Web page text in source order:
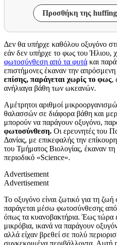
Προσθήκη της
Δεν θα υπήρχε καθόλου οξυγόνο
εάν δεν υπήρχε το φως του Ήλιου,
φωτοσύνθεση από τα φυτά και
επιστήμονες έκαναν την
επίσης, παράγεται χωρίς το φως,
ανήλιαγα βάθη των ωκεανών.
Αμέτρητοι αριθμοί
θαλασσών σε διάφορα βάθη και
μπορούν να παράγουν οξυγόνο,
φωτοσύνθεση. Οι ερευνητές του
Δανίας, με επικεφαλής την
του Τμήματος Βιολογίας, έκαναν
περιοδικό «Science».
Advertisement
Advertisement
Το οξυγόνο είναι ζωτικό για τη
παράγεται μέσω φωτοσύνθεσης
όπως τα κυανοβακτήρια. Έως τώρα
μικρόβια, ικανά να παράγουν
αλλά είχαν βρεθεί σε πολύ
συγκεκριμένα περιβάλλοντα. Αυτή